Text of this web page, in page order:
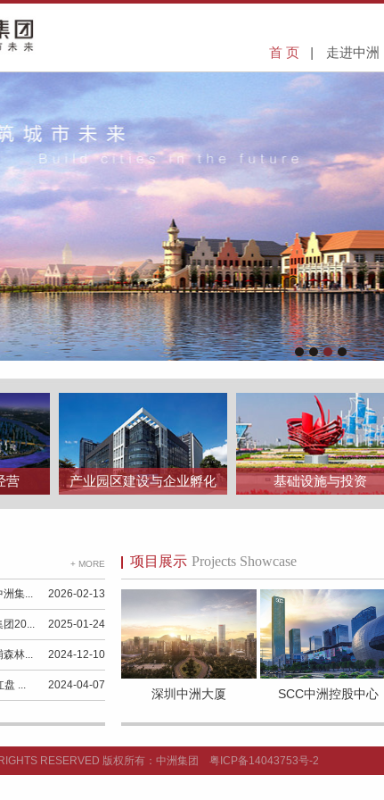
首 页 走进中洲
集团战略
发展历程
联系我们
营 产业园区建设与企业孵化 基础设施与投资
+ MORE
洲集... 2026-02-13
团20... 2025-01-24
森林... 2024-12-10
盘 ... 2024-04-07
项目展示 Projects Showcase
深圳中洲大厦 SCC中洲控股中心
RESERVED 版权所有：中洲集团 粤ICP备14043753号-2